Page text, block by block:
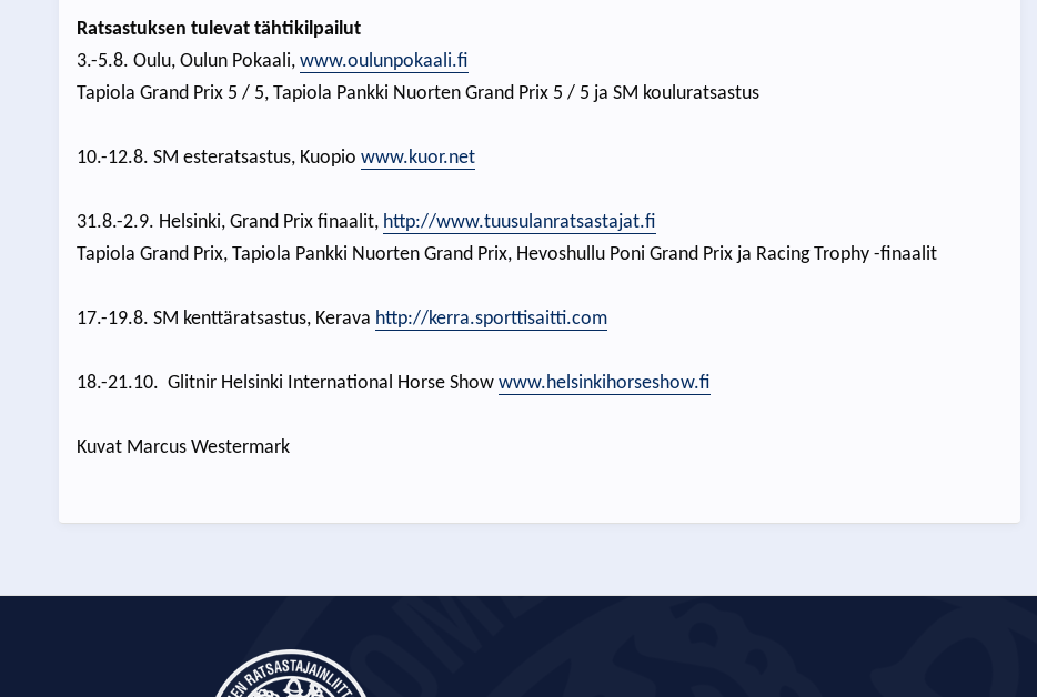
Ratsastuksen tulevat tähtikilpailut
3.-5.8. Oulu, Oulun Pokaali, www.oulunpokaali.fi
Tapiola Grand Prix 5 / 5, Tapiola Pankki Nuorten Grand Prix 5 / 5 ja SM kouluratsastus
10.-12.8. SM esteratsastus, Kuopio www.kuor.net
31.8.-2.9. Helsinki, Grand Prix finaalit, http://www.tuusulanratsastajat.fi
Tapiola Grand Prix, Tapiola Pankki Nuorten Grand Prix, Hevoshullu Poni Grand Prix ja Racing Trophy -finaalit
17.-19.8. SM kenttäratsastus, Kerava http://kerra.sporttisaitti.com
18.-21.10. Glitnir Helsinki International Horse Show www.helsinkihorseshow.fi
Kuvat Marcus Westermark